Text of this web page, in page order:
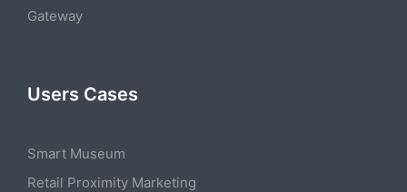
Gateway
Users Cases
Smart Museum
Retail Proximity Marketing